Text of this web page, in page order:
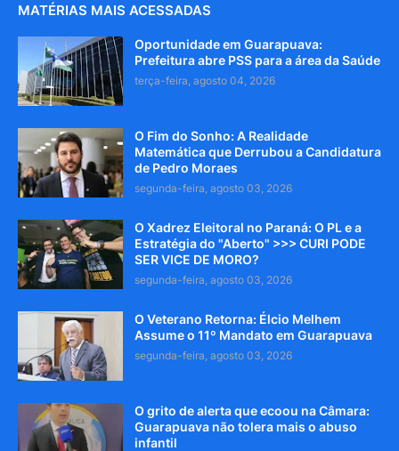
MATÉRIAS MAIS ACESSADAS
Oportunidade em Guarapuava:
Prefeitura abre PSS para a área da Saúde
terça-feira, agosto 04, 2026
O Fim do Sonho: A Realidade
Matemática que Derrubou a Candidatura
de Pedro Moraes
segunda-feira, agosto 03, 2026
O Xadrez Eleitoral no Paraná: O PL e a
Estratégia do "Aberto" >>> CURI PODE
SER VICE DE MORO?
segunda-feira, agosto 03, 2026
O Veterano Retorna: Élcio Melhem
Assume o 11º Mandato em Guarapuava
segunda-feira, agosto 03, 2026
O grito de alerta que ecoou na Câmara:
Guarapuava não tolera mais o abuso
infantil